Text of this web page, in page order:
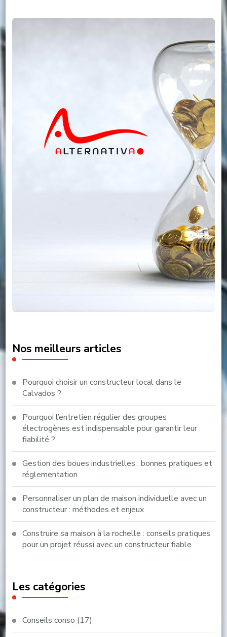
Nos meilleurs articles
Pourquoi choisir un constructeur local dans le
Calvados ?
Pourquoi l’entretien régulier des groupes
électrogènes est indispensable pour garantir leur
fiabilité ?
Gestion des boues industrielles : bonnes pratiques et
réglementation
Personnaliser un plan de maison individuelle avec un
constructeur : méthodes et enjeux
Construire sa maison à la rochelle : conseils pratiques
pour un projet réussi avec un constructeur fiable
Les catégories
Conseils conso (17)